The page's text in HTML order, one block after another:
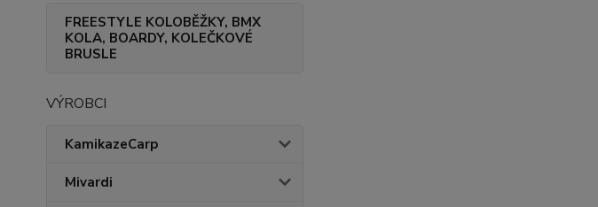
FREESTYLE KOLOBĚŽKY, BMX
KOLA, BOARDY, KOLEČKOVÉ
BRUSLE
VÝROBCI
KamikazeCarp
Mivardi